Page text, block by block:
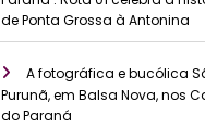
de Ponta Grossa à Antonina
A fotográfica e bucólica
Purunã, em Balsa Nova, nos
do Paraná